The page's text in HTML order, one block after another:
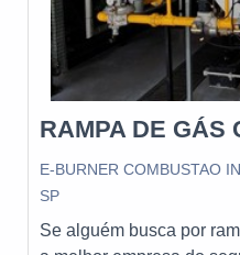
RAMPA DE GÁS
E-BURNER COMBUSTAO
SP
Se alguém busca por